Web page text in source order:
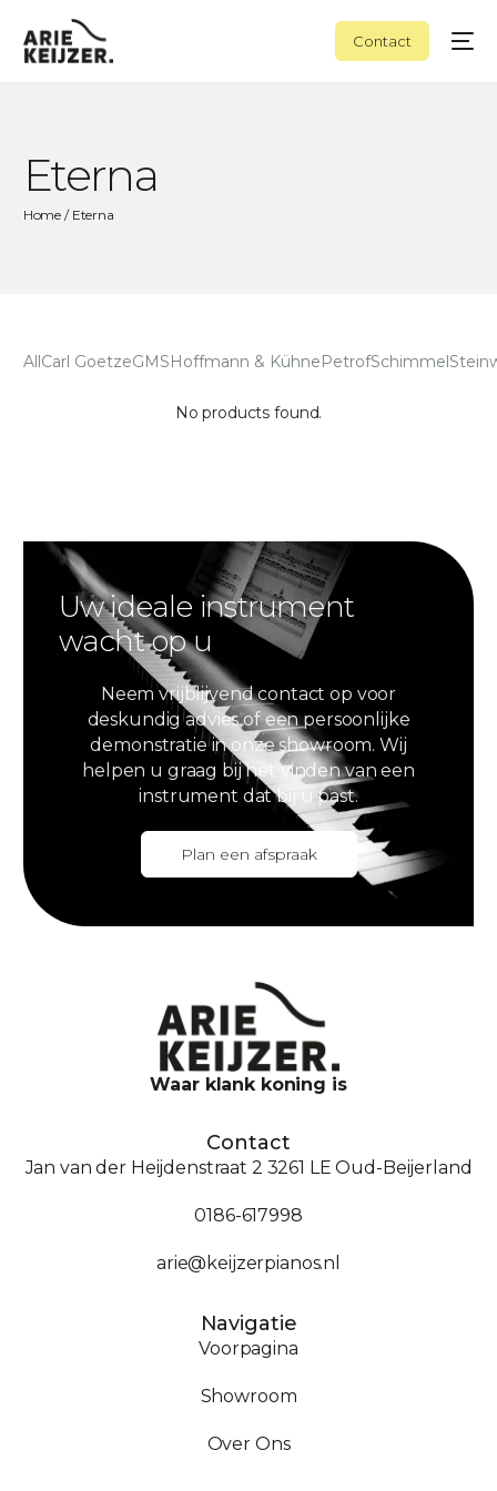
Contact
Eterna
Home / Eterna
AllCarl GoetzeGMSHoffmann & KühnePetrofSchimmel
No products found.
Uw ideale instrument
wacht op u
Neem vrijblijvend contact op voor
deskundig advies of een persoonlijke
demonstratie in onze showroom. Wij
helpen u graag bij het vinden van een
instrument dat bij u past.
Plan een afspraak
Waar klank koning is
Contact
Jan van der Heijdenstraat 2 3261 LE Oud-Beijerland
0186-617998
arie@keijzerpianos.nl
Navigatie
Voorpagina
Showroom
Over Ons